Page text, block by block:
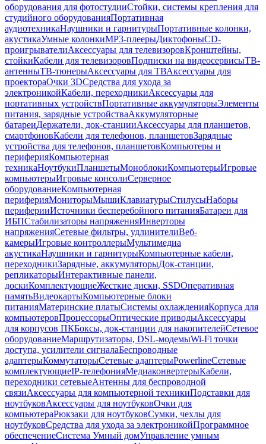
оборудования для фотостудииСтойки, системы крепления для
студийного оборудованияПортативная
аудиотехникаНаушники и гарнитурыПортативные колонки,
акустикаУмные колонкиMP3-плеерыДиктофоныCD-
проигрывателиАксессуары для телевизоровКронштейны,
стойкиКабели для телевизоровПодписки на видеосервисыТВ-
антенныТВ-тюнерыАксессуары для ТВАксессуары для
проектораОчки 3DСредства для ухода за
электроникойКабели, переходникиАксессуары для
портативных устройствПортативные аккумуляторыЭлементы
питания, зарядные устройстваАккумуляторные
батареиДержатели, док-станцииАксессуары для планшетов,
смартфоновКабели для телефонов, планшетовЗарядные
устройства для телефонов, планшетовКомпьютеры и
периферияКомпьютерная
техникаНоутбукиПланшетыМоноблокиКомпьютерыИгровые
компьютерыИгровые консолиСерверное
оборудованиеКомпьютерная
периферияМониторыМышиКлавиатурыСтилусыНаборы
периферииИсточники бесперебойного питанияБатареи для
ИБПСтабилизаторы напряженияИнверторы
напряженияСетевые фильтры, удлинителиВеб-
камерыИгровые контроллерыМультимедиа
акустикаНаушники и гарнитурыКомпьютерные кабели,
переходникиЗарядные, аккумуляторыДок-станции,
репликаторыИнтерактивные панели,
доскиКомплектующиеЖесткие диски, SSDОперативная
памятьВидеокартыКомпьютерные блоки
питанияМатеринские платыСистемы охлажденияКорпуса для
компьютеровПроцессорыОптические приводыАксессуары
для корпусов ПКБоксы, док-станции для накопителейСетевое
оборудованиеМаршрутизаторы, DSL-модемыWi-Fi точки
доступа, усилители сигналаБеспроводные
адаптерыКоммутаторыСетевые адаптерыPowerlineСетевые
комплектующиеIP-телефонияМедиаконвертерыКабели,
переходники сетевыеАнтенны для беспроводной
связиАксессуары для компьютерной техникиПодставки для
ноутбуковАксессуары для ноутбуковОчки для
компьютераРюкзаки для ноутбуковСумки, чехлы для
ноутбуковСредства для ухода за электроникойПрограммное
обеспечениеСистема Умный домУправление умным